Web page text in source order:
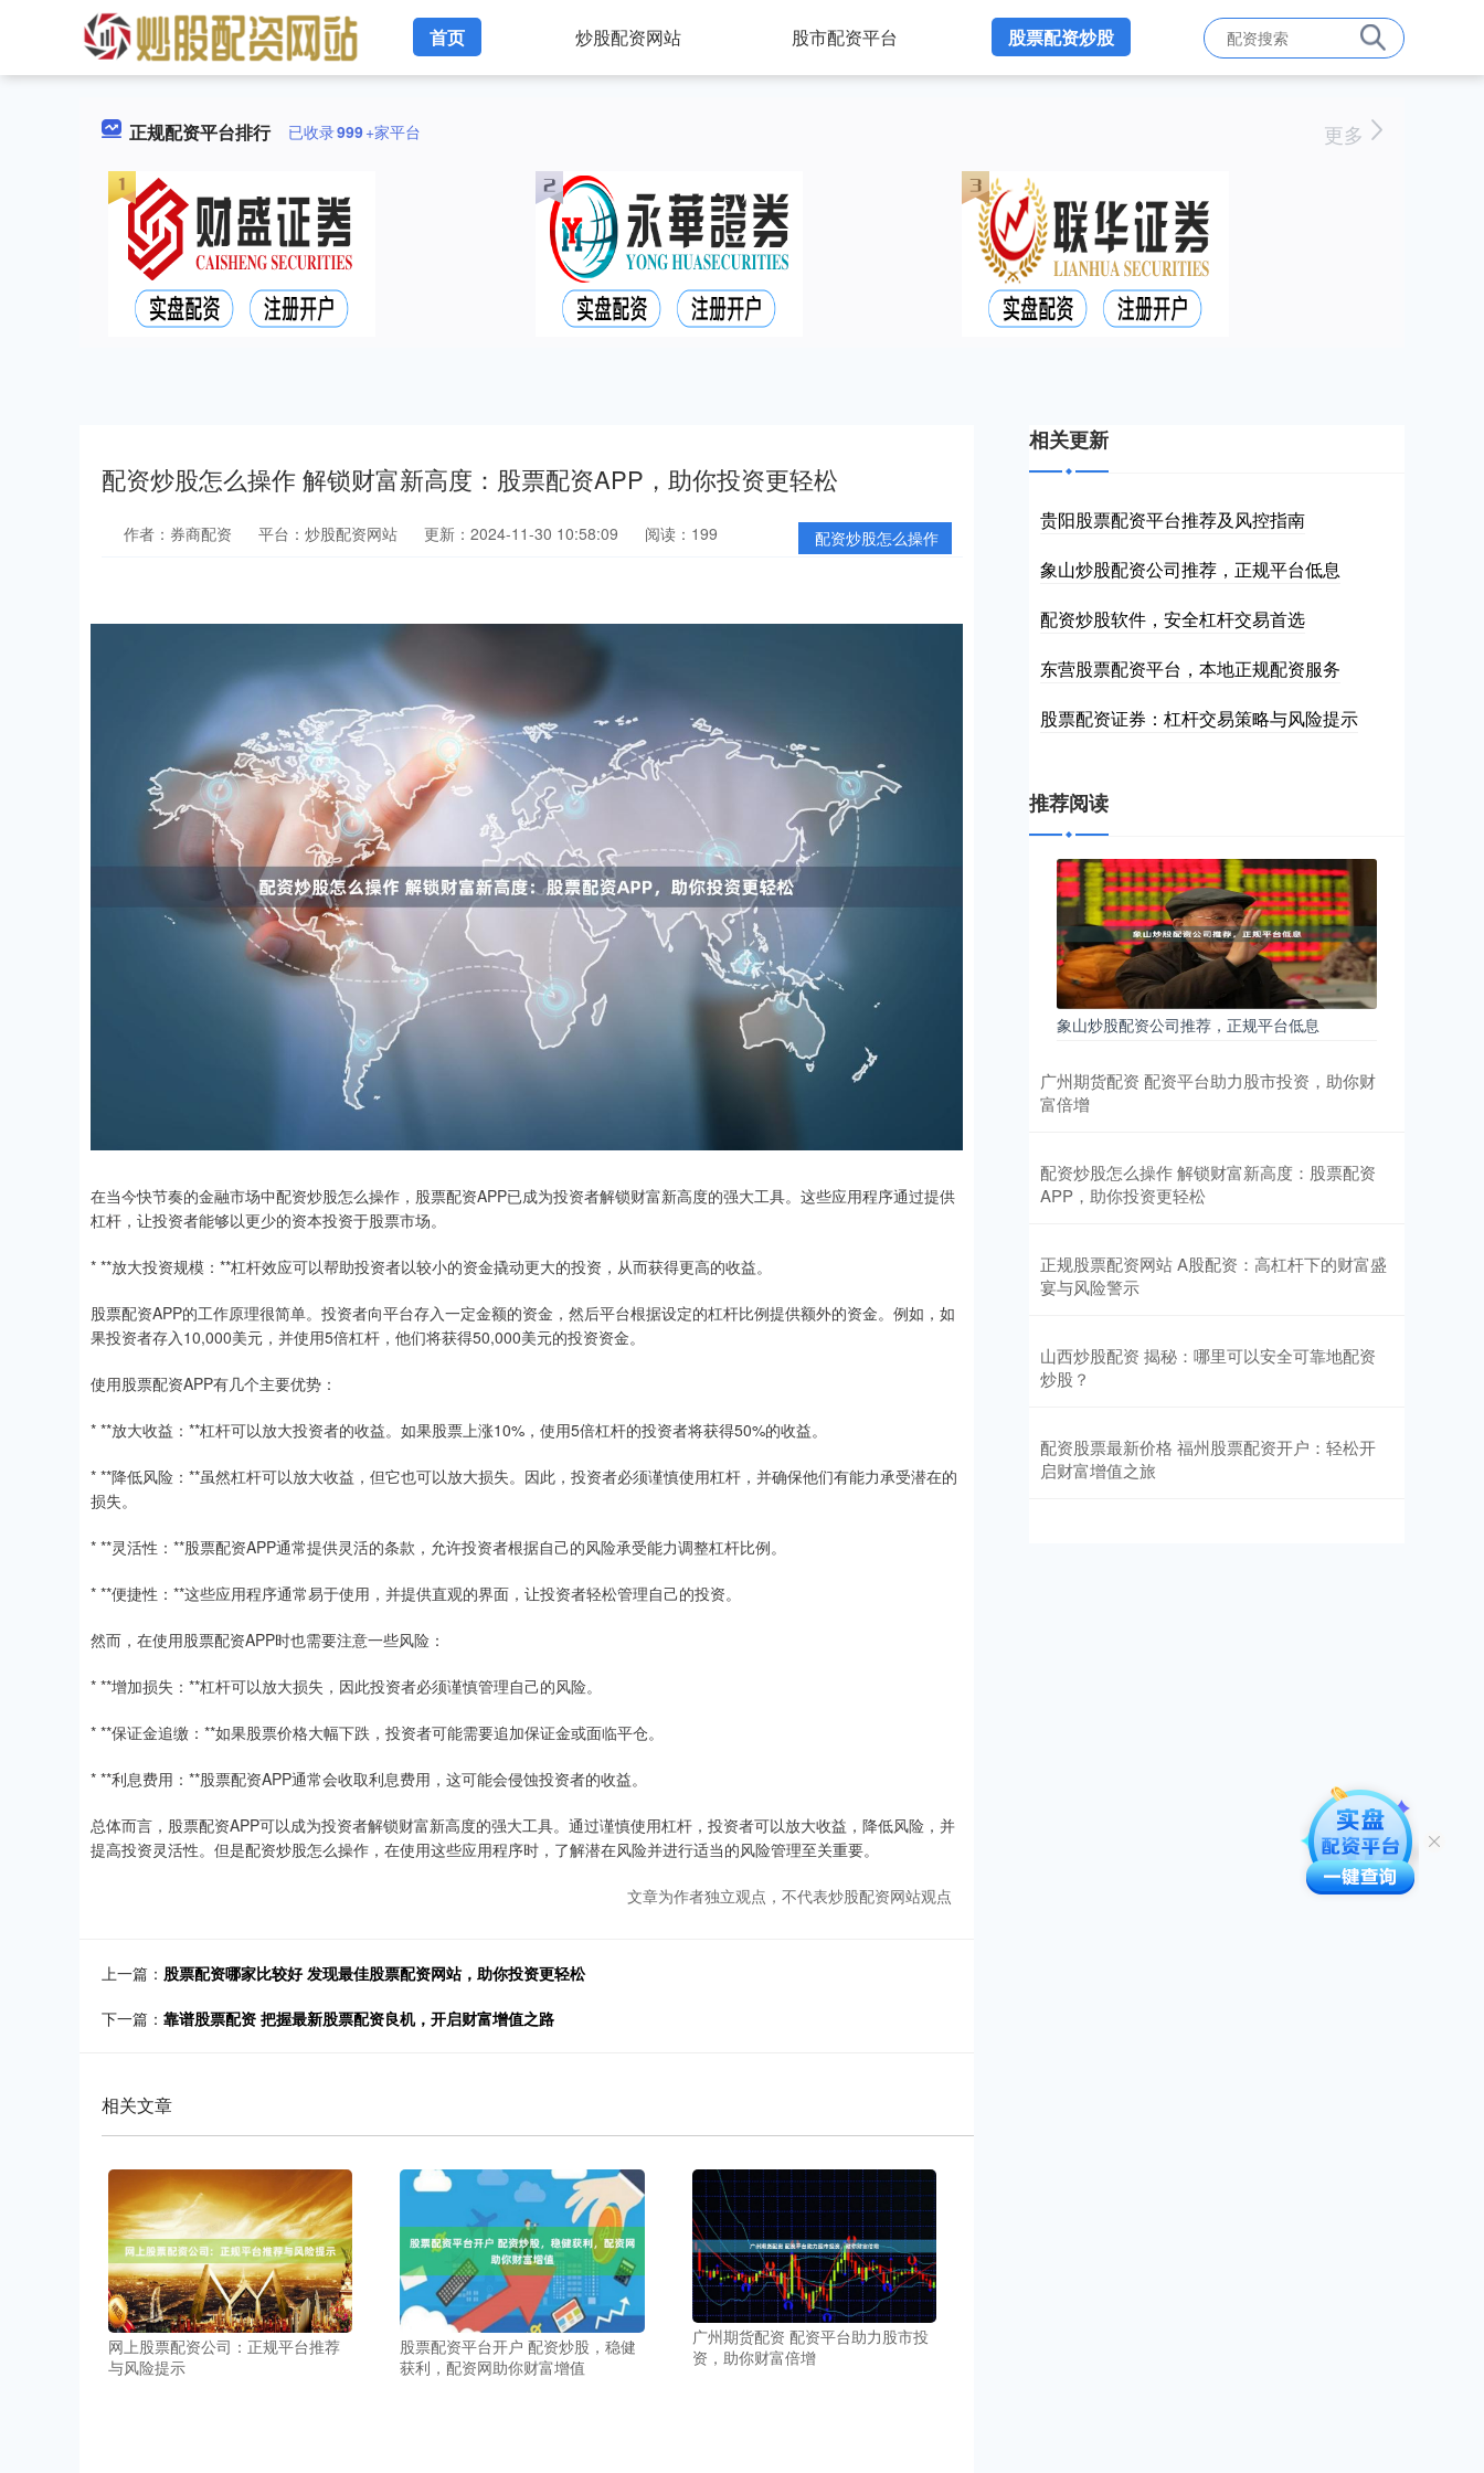
首页 炒股配资网站 股市配资平台 股票配资炒股
正规配资平台排行 已收录999+家平台 更多
配资炒股怎么操作 解锁财富新高度：股票配资APP，助你投资更轻松
配资炒股怎么操作
作者：券商配资 平台：炒股配资网站 更新：2024-11-30 10:58:09 阅读：199
在当今快节奏的金融市场中配资炒股怎么操作，股票配资APP已成为投资者解锁财富新高度的强大工具。这些应用程序通过提供
杠杆，让投资者能够以更少的资本投资于股票市场。
* **放大投资规模：**杠杆效应可以帮助投资者以较小的资金撬动更大的投资，从而获得更高的收益。
股票配资APP的工作原理很简单。投资者向平台存入一定金额的资金，然后平台根据设定的杠杆比例提供额外的资金。例如，如
果投资者存入10,000美元，并使用5倍杠杆，他们将获得50,000美元的投资资金。
使用股票配资APP有几个主要优势：
* **放大收益：**杠杆可以放大投资者的收益。如果股票上涨10%，使用5倍杠杆的投资者将获得50%的收益。
* **降低风险：**虽然杠杆可以放大收益，但它也可以放大损失。因此，投资者必须谨慎使用杠杆，并确保他们有能力承受潜在的
损失。
* **灵活性：**股票配资APP通常提供灵活的条款，允许投资者根据自己的风险承受能力调整杠杆比例。
* **便捷性：**这些应用程序通常易于使用，并提供直观的界面，让投资者轻松管理自己的投资。
然而，在使用股票配资APP时也需要注意一些风险：
* **增加损失：**杠杆可以放大损失，因此投资者必须谨慎管理自己的风险。
* **保证金追缴：**如果股票价格大幅下跌，投资者可能需要追加保证金或面临平仓。
* **利息费用：**股票配资APP通常会收取利息费用，这可能会侵蚀投资者的收益。
总体而言，股票配资APP可以成为投资者解锁财富新高度的强大工具。通过谨慎使用杠杆，投资者可以放大收益，降低风险，并
提高投资灵活性。但是配资炒股怎么操作，在使用这些应用程序时，了解潜在风险并进行适当的风险管理至关重要。
文章为作者独立观点，不代表炒股配资网站观点
上一篇： 股票配资哪家比较好 发现最佳股票配资网站，助你投资更轻松
下一篇： 靠谱股票配资 把握最新股票配资良机，开启财富增值之路
相关文章
网上股票配资公司：正规平台推荐
与风险提示
股票配资平台开户 配资炒股，稳健
获利，配资网助你财富增值
广州期货配资 配资平台助力股市投
资，助你财富倍增
相关更新
贵阳股票配资平台推荐及风控指南
象山炒股配资公司推荐，正规平台低息
配资炒股软件，安全杠杆交易首选
东营股票配资平台，本地正规配资服务
股票配资证券：杠杆交易策略与风险提示
推荐阅读
象山炒股配资公司推荐，正规平台低息
广州期货配资 配资平台助力股市投资，助你财
富倍增
配资炒股怎么操作 解锁财富新高度：股票配资
APP，助你投资更轻松
正规股票配资网站 A股配资：高杠杆下的财富盛
宴与风险警示
山西炒股配资 揭秘：哪里可以安全可靠地配资
炒股？
配资股票最新价格 福州股票配资开户：轻松开
启财富增值之旅